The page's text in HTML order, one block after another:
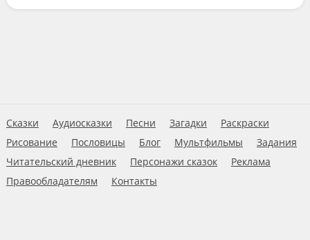
Сказки Аудиосказки Песни Загадки
Раскраски
Рисование
Пословицы Блог Мультфильмы
Задания
Читательский дневник
Персонажи сказок
Реклама
Правообладателям
Контакты